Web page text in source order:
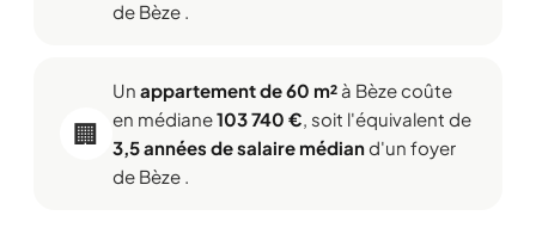
de Bèze .
🏢
Un appartement de 60 m² à Bèze coûte
en médiane103 740 €, soit l'équivalent de
3,5 années de salaire médiand'un foyer
de Bèze .